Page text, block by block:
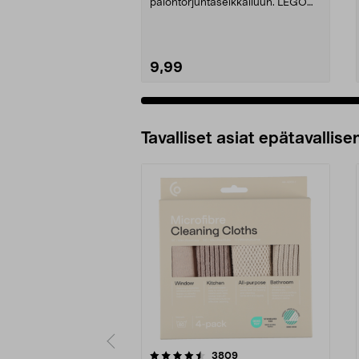
palontorjuntaseikkailuun. LEGO
9,99
Tavalliset asiat
3809arvostelut
4.5viidestä